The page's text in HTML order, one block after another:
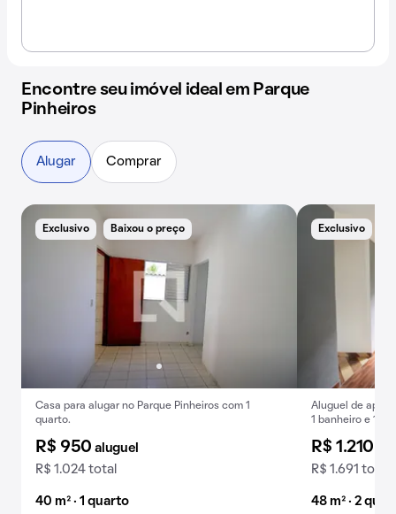
Encontre seu imóvel ideal em Parque
Pinheiros
Exclusivo Baixou o preço
Casa para alugar no Parque Pinheiros com 1
quarto.
R$ 950aluguel
R$ 1.024 total
40 m² · 1 quarto
Exclusivo
Aluguel de
1 banheiro e 1
R$ 1.210
R$ 1.691 total
48 m² · 2
Alugar Comprar